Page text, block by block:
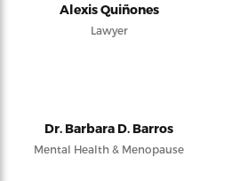
Alexis Quiñones
Lawyer
Dr. Barbara D. Barros
Mental Health & Menopause